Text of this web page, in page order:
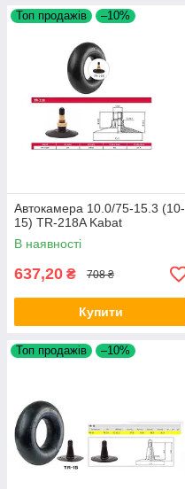
Топ продажів –10%
Автокамера 10.0/75-15.3 (10-
15) TR-218A Kabat
В наявності
637,20 ₴ 708 ₴
Купити
Топ продажів –10%